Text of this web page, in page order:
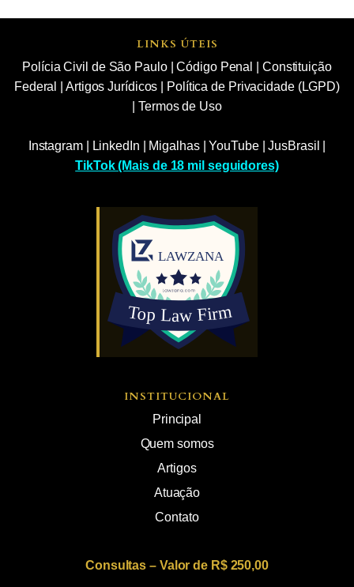
LINKS ÚTEIS
Polícia Civil de São Paulo|Código Penal
Constituição
Federal
Artigos Jurídicos
Política de Privacidade (LGPD)
|Termos de Uso
Instagram| LinkedIn Migalhas|YouTube|JusBrasil
TikTok (Mais de 18 mil seguidores)
INSTITUCIONAL
Principal
Quem somos
Artigos
Atuação
Contato
Consultas – Valor de R$ 250,00